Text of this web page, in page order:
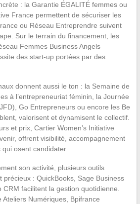
: la Garantie ÉGALITÉ femmes ou
France permettent de sécuriser les
ou Réseau Entreprendre suivent
Sur le terrain du financement, les
Femmes Business Angels
des start-up portées par des
donnent aussi le ton : la Semaine de
à l’entrepreneuriat féminin, la Journée
Go Entrepreneurs ou encore les Be
valorisent et dynamisent le collectif.
et prix, Cartier Women’s Initiative
offrent visibilité, accompagnement
osent candidater.
son activité, plusieurs outils
précieux : QuickBooks, Sage Business
facilitent la gestion quotidienne.
Numériques, Bpifrance